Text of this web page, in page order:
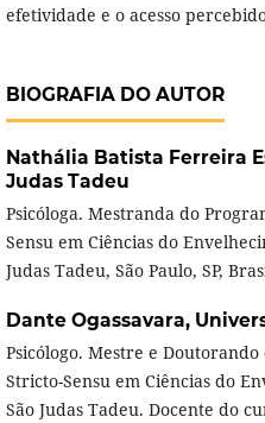
efetividade e o acesso
BIOGRAFIA DO AUTOR
Nathália Batista Ferreira
Judas Tadeu
Psicóloga. Mestranda do
Sensu em Ciências do
Judas Tadeu, São Paulo, SP,
Dante Ogassavara,
Psicólogo. Mestre e
Stricto-Sensu em Ciências do
São Judas Tadeu. Docente do